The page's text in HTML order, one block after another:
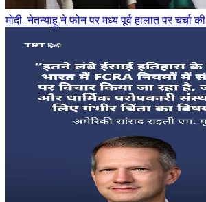
मोदी-नेतन्याहू ने फोन पर मध्य पूर्व हालात पर चर्चा की